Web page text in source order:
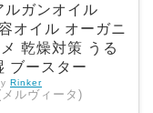
ルガンオイル
オイル オーガニ
乾燥対策 うる
ブースター
Rinker
ルヴィータ)